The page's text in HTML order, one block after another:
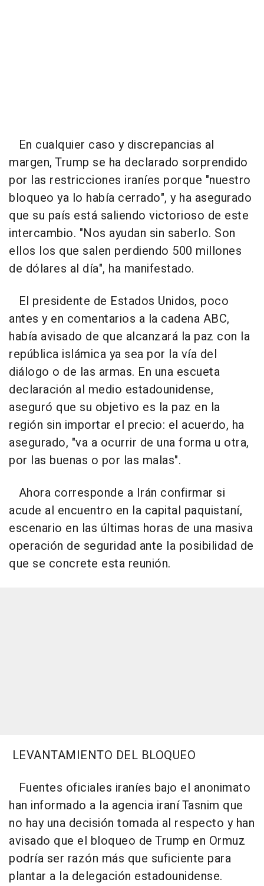
En cualquier caso y discrepancias al
margen, Trump se ha declarado sorprendido
por las restricciones iraníes porque "nuestro
bloqueo ya lo había cerrado", y ha asegurado
que su país está saliendo victorioso de este
intercambio. "Nos ayudan sin saberlo. Son
ellos los que salen perdiendo 500 millones
de dólares al día", ha manifestado.
El presidente de Estados Unidos, poco
antes y en comentarios a la cadena ABC,
había avisado de que alcanzará la paz con la
república islámica ya sea por la vía del
diálogo o de las armas. En una escueta
declaración al medio estadounidense,
aseguró que su objetivo es la paz en la
región sin importar el precio: el acuerdo, ha
asegurado, "va a ocurrir de una forma u otra,
por las buenas o por las malas".
Ahora corresponde a Irán confirmar si
acude al encuentro en la capital paquistaní,
escenario en las últimas horas de una masiva
operación de seguridad ante la posibilidad de
que se concrete esta reunión.
LEVANTAMIENTO DEL BLOQUEO
Fuentes oficiales iraníes bajo el anonimato
han informado a la agencia iraní Tasnim que
no hay una decisión tomada al respecto y han
avisado que el bloqueo de Trump en Ormuz
podría ser razón más que suficiente para
plantar a la delegación estadounidense.